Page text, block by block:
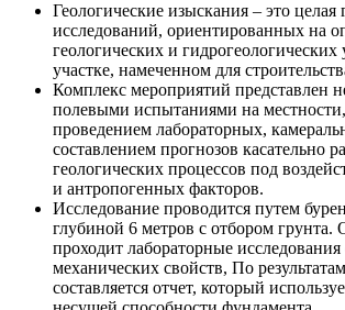
Геологические изыскания – это целая
исследований, ориентированных на
геологических и гидрогеологических
участке, намеченном для
Комплекс мероприятий представлен
полевыми испытаниями на
проведением лабораторных,
составлением прогнозов касательно
геологических процессов под
и антропогенных факторов.
Исследование проводится путем
глубиной 6 метров с отбором грунта.
проходит лабораторные
механических свойств, По
составляется отчет, который